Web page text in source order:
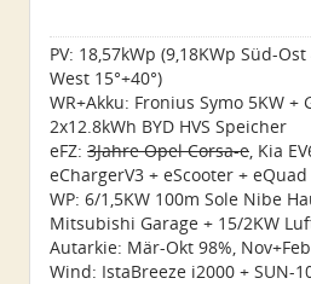
PV: 18,57kWp (9,18KWp Süd-
West 15°+40°)
WR+Akku: Fronius Symo 5KW +
2x12.8kWh BYD HVS Speicher
eFZ: 3Jahre Opel Corsa-e , Kia
eChargerV3 + eScooter +
WP: 6/1,5KW 100m Sole Nibe
Mitsubishi Garage + 15/2KW
Autarkie: Mär-Okt 98%,
Wind: IstaBreeze i2000 + SUN-